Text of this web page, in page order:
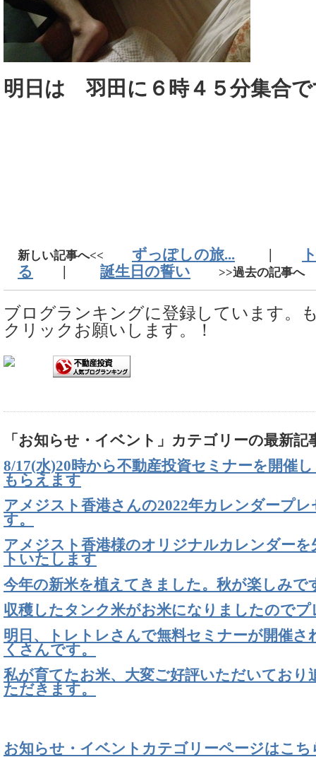
明日は 羽田に６時４５分集合
新しい記事へ<< ずっぽしの旅...
る
誕生日の誓い >>過去の記事へ
ブログランキングに登録しています。
クリックお願いします。！
「お知らせ・イベント」カテゴリーの最新記
8/17(水)20時から不動産投資セミナーを開催
もらえます
アメジスト香港さんの2022年カレンダープ
す。
アメジスト香港様のオリジナルカレンダーを
トいたします
今年の新米を植えてきました。秋が楽しみで
収穫したタンク米がお米になりましたので
明日、トレトレさんで無料セミナーが開催さ
くさんです。
私が育てたお米、大変ご好評いただいており
ただきます。
お知らせ・イベントカテゴリーページはこち